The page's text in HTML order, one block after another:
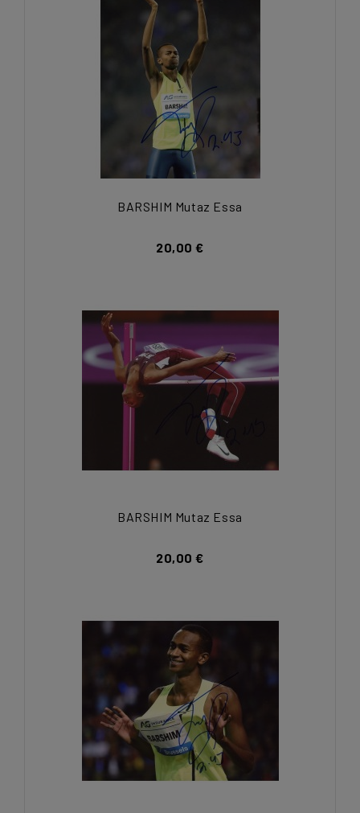
BARSHIM Mutaz Essa
20,00 €
BARSHIM Mutaz Essa
20,00 €